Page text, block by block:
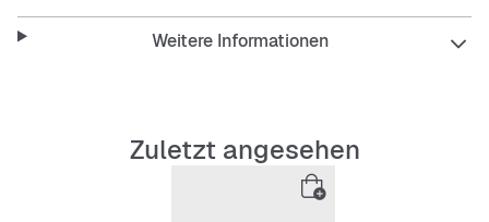
Features:
Atmungsaktives Mesh-Obermaterial
Pflegeleicht und strapazierfähig
Weitere Informationen
Zuletzt angesehen